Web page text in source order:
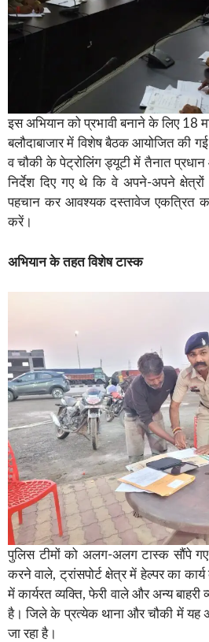
इस अभियान को प्रभावी बनाने के लिए 18
बलौदाबाजार में विशेष बैठक आयोजित की
व चौकी के पेट्रोलिंग ड्यूटी में तैनात
निर्देश दिए गए थे कि वे अपने-अपने क्षेत्रों
पहचान कर आवश्यक दस्तावेज एकत्रित
करें।
अभियान के तहत विशेष टास्क
पुलिस टीमों को अलग-अलग टास्क सौंपे
करने वाले, ट्रांसपोर्ट क्षेत्र में हेल्पर का
में कार्यरत व्यक्ति, फेरी वाले और अन्य बाहरी
है। जिले के प्रत्येक थाना और चौकी में यह
जा रहा है।